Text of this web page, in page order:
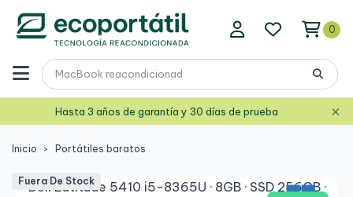
0
Hasta 3 años de garantía y 30 días de prueba ×
Inicio Portátiles baratos
Fuera De Stock